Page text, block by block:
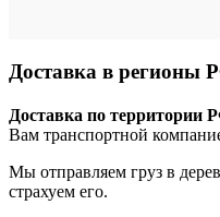
Доставка в регионы
Доставка по территории
Вам транспортной
Мы отправляем груз в
страхуем его.